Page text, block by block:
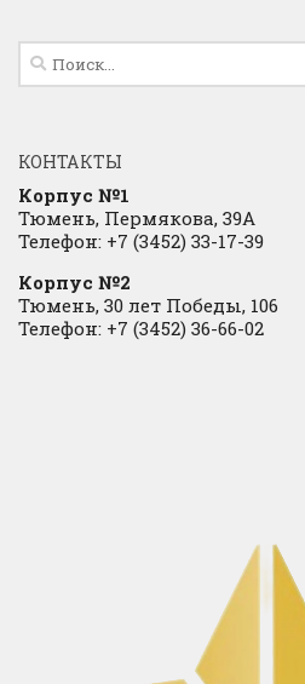
Найти:
КОНТАКТЫ
Корпус №1
Тюмень, Пермякова, 39А
Телефон: +7 (3452) 33-17-39
Корпус №2
Тюмень, 30 лет Победы, 106
Телефон: +7 (3452) 36-66-02